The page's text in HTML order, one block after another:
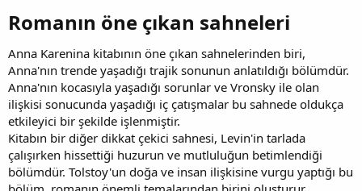
Romanın öne çıkan sahneleri​
Anna Karenina kitabının öne çıkan sahnelerinden biri,
Anna'nın trende yaşadığı trajik sonunun anlatıldığı bölümdür.
Anna'nın kocasıyla yaşadığı sorunlar ve Vronsky ile olan
ilişkisi sonucunda yaşadığı iç çatışmalar bu sahnede oldukça
etkileyici bir şekilde işlenmiştir.
Kitabın bir diğer dikkat çekici sahnesi, Levin'in tarlada
çalışırken hissettiği huzurun ve mutluluğun betimlendiği
bölümdür. Tolstoy'un doğa ve insan ilişkisine vurgu yaptığı bu